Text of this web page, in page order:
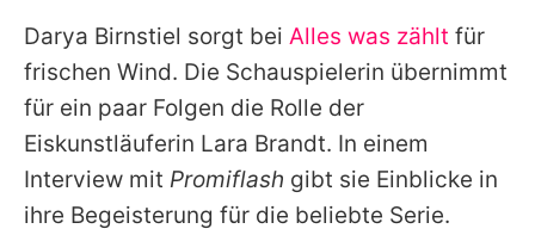
Impressum
Datenschutzerklärung
Nutzungsbedingungen
Utiq verwalten
Darya Birnstiel sorgt bei Alles was zählt für
frischen Wind. Die Schauspielerin übernimmt
für ein paar Folgen die Rolle der
Eiskunstläuferin Lara Brandt. In einem
Interview mit Promiflash gibt sie Einblicke in
ihre Begeisterung für die beliebte Serie.